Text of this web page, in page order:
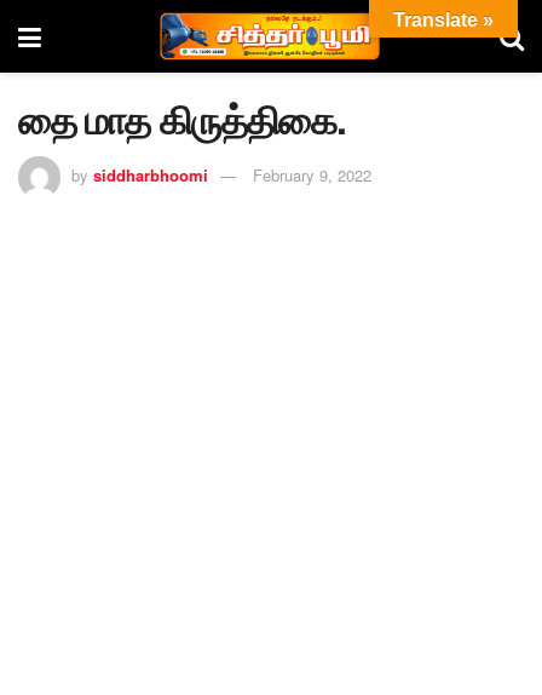
தை மாத கிருத்திகை.
by siddharbhoomi February 9, 2022
Translate »